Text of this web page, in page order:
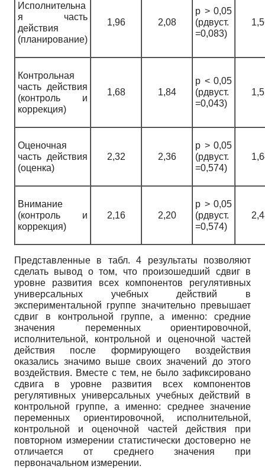
Исполнительна
я часть
действия
(планирование)
1,96 2,08
р > 0,05
(рдвуст.
=0,083)
Контрольная
часть действия
(контроль и
коррекция)
1,68 1,84
р < 0,05
(рдвуст.
=0,043)
Оценочная
часть действия
(оценка)
2,32 2,36
р > 0,05
(рдвуст.
=0,574)
Внимание
(контроль и
коррекция)
2,16 2,20
р > 0,05
(рдвуст.
=0,574)
Представленные в табл. 4 результаты позволяют
сделать вывод о том, что произошедший сдвиг в
уровне развития всех компонентов регулятивных
универсальных учебных действий в
экспериментальной группе значительно превышает
сдвиг в контрольной группе, а именно: средние
значения переменных ориентировочной,
исполнительной, контрольной и оценочной частей
действия после формирующего воздействия
оказались значимо выше своих значений до этого
воздействия. Вместе с тем, не было зафиксировано
сдвига в уровне развития всех компонентов
регулятивных универсальных учебных действий в
контрольной группе, а именно: среднее значение
переменных ориентировочной, исполнительной,
контрольной и оценочной частей действия при
повторном измерении статистически достоверно не
отличается от среднего значения при
первоначальном измерении.